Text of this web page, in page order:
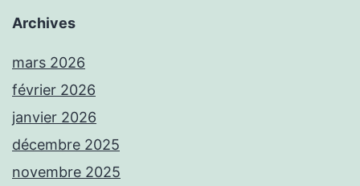
Archives
mars 2026
février 2026
janvier 2026
décembre 2025
novembre 2025